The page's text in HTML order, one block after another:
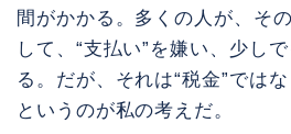
間がかかる。多くの人が、そ
して、“支払い”を嫌い、少し
る。だが、それは“税金”では
というのが私の考えだ。